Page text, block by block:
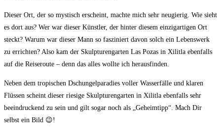
Dieser Ort, der so mystisch erscheint, machte mich sehr neugierig. Wie sieht
es dort aus? Wer war dieser Künstler, der hinter diesem einzigartigen Ort
steckt? Warum war dieser Mann so fasziniert davon solch ein Lebenswerk
zu errichten? Also kam der Skulpturengarten Las Pozas in Xilitla ebenfalls
auf die Reiseroute – denn das alles wollte ich herausfinden.
Neben dem tropischen Dschungelparadies voller Wasserfälle und klaren
Flüssen scheint dieser riesige Skulpturengarten in Xilitla ebenfalls sehr
beeindruckend zu sein und gilt sogar noch als „Geheimtipp“. Mach Dir
selbst ein Bild 😉!